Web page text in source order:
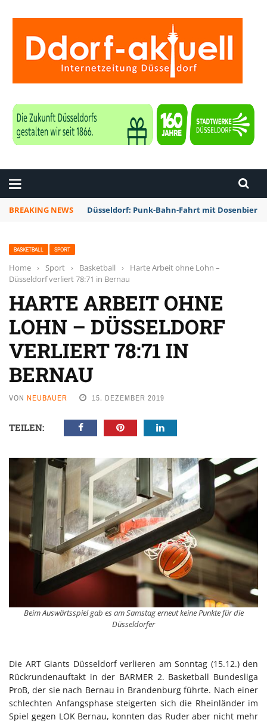
BREAKING NEWS Düsseldorf: Punk-Bahn-Fahrt mit Dosenbier
BASKETBALL SPORT
Home › Sport › Basketball ›
Harte Arbeit ohne Lohn –
Düsseldorf verliert 78:71 in Bernau
HARTE ARBEIT OHNE
LOHN – DÜSSELDORF
VERLIERT 78:71 IN
BERNAU
VON NEUBAUER 15. DEZEMBER 2019
TEILEN:
Beim Auswärtsspiel gab es am Samstag erneut keine Punkte für die
Düsseldorfer
Die ART Giants Düsseldorf verlieren am Sonntag (15.12.) den
Rückrundenauftakt in der BARMER 2. Basketball Bundesliga
ProB, der sie nach Bernau in Brandenburg führte. Nach einer
schlechten Anfangsphase steigerten sich die Rheinländer im
Spiel gegen LOK Bernau, konnten das Ruder aber nicht mehr